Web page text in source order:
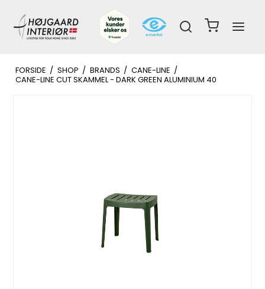
FORSIDE / SHOP / BRANDS / CANE-LINE /
CANE-LINE CUT SKAMMEL - DARK GREEN ALUMINIUM 40